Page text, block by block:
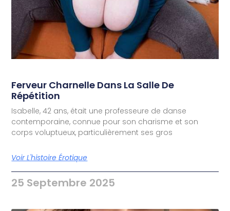
Ferveur Charnelle Dans La Salle De
Répétition
Isabelle, 42 ans, était une professeure de danse
contemporaine, connue pour son charisme et son
corps voluptueux, particulièrement ses gros
Voir L'histoire Érotique
25 Septembre 2025